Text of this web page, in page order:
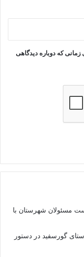
که دوباره دیدگاهی
مسئولان شهرستان با
گورسفید در دستور